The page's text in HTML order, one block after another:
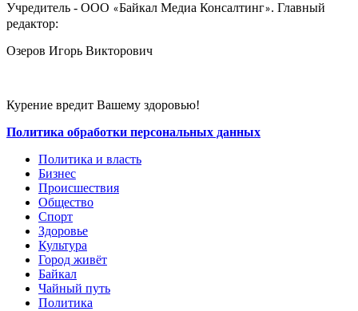
Учредитель - ООО «Байкал Медиа Консалтинг». Главный
редактор:
Озеров Игорь Викторович
Курение вредит Вашему здоровью!
Политика обработки персональных данных
Политика и власть
Бизнес
Происшествия
Общество
Cпорт
Здоровье
Культура
Город живёт
Байкал
Чайный путь
Политика